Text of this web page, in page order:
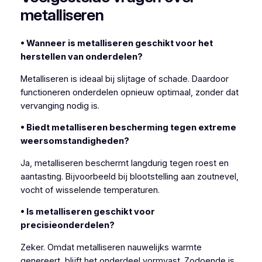
metalliseren
• Wanneer is metalliseren geschikt voor het
herstellen van onderdelen?
Metalliseren is ideaal bij slijtage of schade. Daardoor
functioneren onderdelen opnieuw optimaal, zonder dat
vervanging nodig is.
• Biedt metalliseren bescherming tegen extreme
weersomstandigheden?
Ja, metalliseren beschermt langdurig tegen roest en
aantasting. Bijvoorbeeld bij blootstelling aan zoutnevel,
vocht of wisselende temperaturen.
• Is metalliseren geschikt voor
precisieonderdelen?
Zeker. Omdat metalliseren nauwelijks warmte